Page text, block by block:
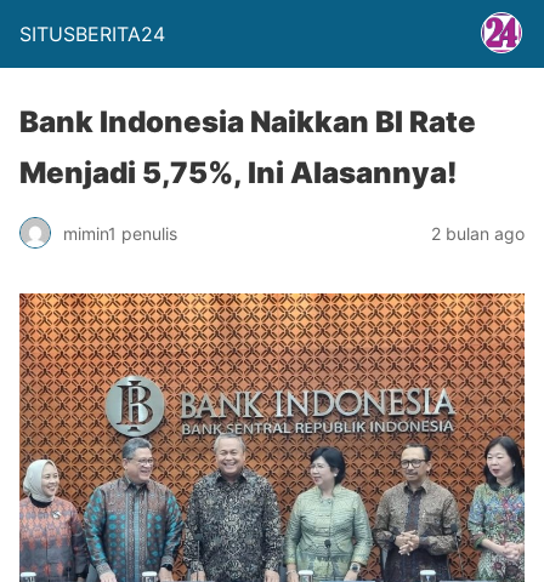
SITUSBERITA24
Bank Indonesia Naikkan BI Rate
Menjadi 5,75%, Ini Alasannya!
mimin1 penulis 2 bulan ago